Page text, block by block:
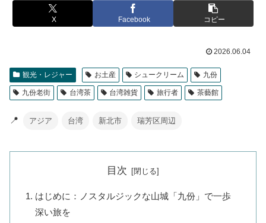
X Facebook コピー
2026.06.04
観光・レジャー お土産 シュークリーム 九份
九份老街 台湾茶 台湾雑貨 旅行者 茶藝館
📍 アジア 台湾 新北市 瑞芳区周辺
目次
はじめに：ノスタルジックな山城「九份」で一歩
深い旅を